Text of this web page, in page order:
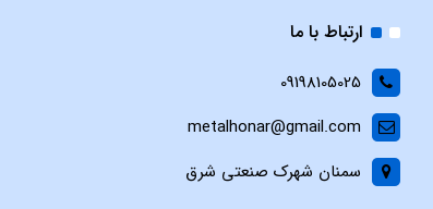
ارتباط با ما
09198105025
metalhonar@gmail.com
سمنان شهرک صنعتی شرق